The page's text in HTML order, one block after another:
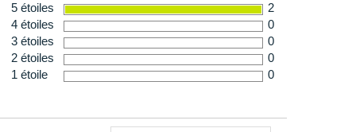
5 étoiles
2
4 étoiles
0
3 étoiles
0
2 étoiles
0
1 étoile
0